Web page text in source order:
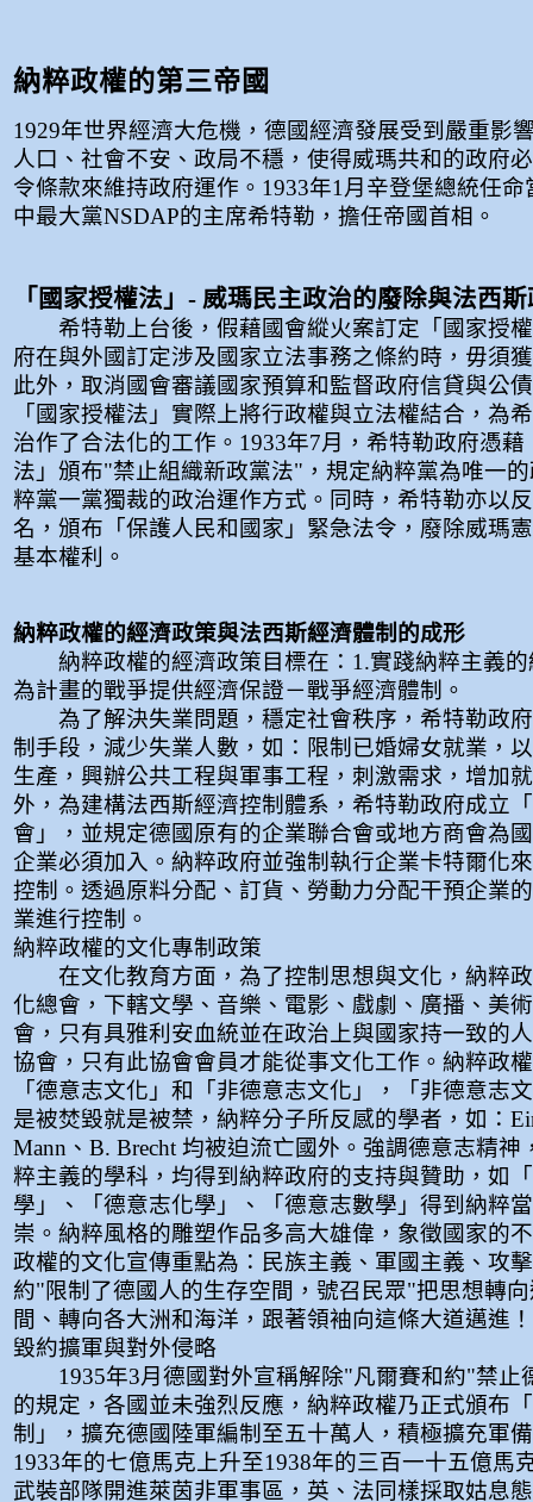
納粹政權的第三帝國
1929年世界經濟大危機，德國經濟發展受到嚴重影
人口、社會不安、政局不穩，使得威瑪共和的政府
令條款來維持政府運作。1933年1月辛登堡總統任命
中最大黨NSDAP的主席希特勒，擔任帝國首相。
「國家授權法」- 威瑪民主政治的廢除與法西
希特勒上台後，假藉國會縱火案訂定「國家授
府在與外國訂定涉及國家立法事務之條約時，毋須
此外，取消國會審議國家預算和監督政府信貸與公
「國家授權法」實際上將行政權與立法權結合，為
治作了合法化的工作。1933年7月，希特勒政府憑藉
法」頒布"禁止組織新政黨法"，規定納粹黨為唯一
粹黨一黨獨裁的政治運作方式。同時，希特勒亦以
名，頒布「保護人民和國家」緊急法令，廢除威瑪
基本權利。
納粹政權的經濟政策與法西斯經濟體制的成形
納粹政權的經濟政策目標在：1.實踐納粹主義的
為計畫的戰爭提供經濟保證－戰爭經濟體制。
為了解決失業問題，穩定社會秩序，希特勒政
制手段，減少失業人數，如：限制已婚婦女就業，
生產，興辦公共工程與軍事工程，刺激需求，增加
外，為建構法西斯經濟控制體系，希特勒政府成立
會」，並規定德國原有的企業聯合會或地方商會為
企業必須加入。納粹政府並強制執行企業卡特爾化
控制。透過原料分配、訂貨、勞動力分配干預企業
業進行控制。
納粹政權的文化專制政策
在文化教育方面，為了控制思想與文化，納粹
化總會，下轄文學、音樂、電影、戲劇、廣播、美
會，只有具雅利安血統並在政治上與國家持一致的
協會，只有此協會會員才能從事文化工作。納粹政
「德意志文化」和「非德意志文化」，「非德意志
是被焚毀就是被禁，納粹分子所反感的學者，如：
Mann、B. Brecht 均被迫流亡國外。強調德意志精神
粹主義的學科，均得到納粹政府的支持與贊助，如
學」、「德意志化學」、「德意志數學」得到納粹
崇。納粹風格的雕塑作品多高大雄偉，象徵國家的
政權的文化宣傳重點為：民族主義、軍國主義、攻
約"限制了德國人的生存空間，號召民眾"把思想轉
間、轉向各大洲和海洋，跟著領袖向這條大道邁進
毀約擴軍與對外侵略
1935年3月德國對外宣稱解除"凡爾賽和約"禁止
的規定，各國並未強烈反應，納粹政權乃正式頒布
制」，擴充德國陸軍編制至五十萬人，積極擴充軍
1933年的七億馬克上升至1938年的三百一十五億馬
武裝部隊開進萊茵非軍事區，英、法同樣採取姑息